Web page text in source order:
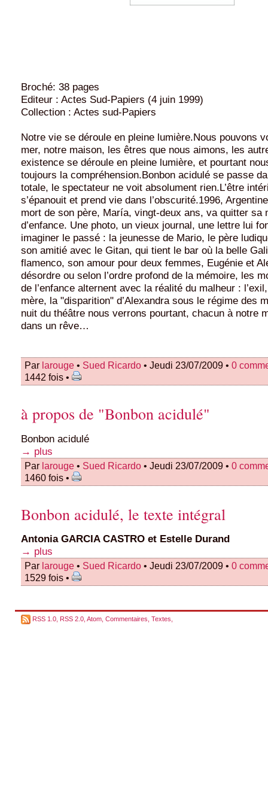
Broché: 38 pages
Editeur : Actes Sud-Papiers (4 juin 1999)
Collection : Actes sud-Papiers
Notre vie se déroule en pleine lumière.Nous pouvons
mer, notre maison, les êtres que nous aimons, les
existence se déroule en pleine lumière, et pourtant
toujours la compréhension.Bonbon acidulé se passe
totale, le spectateur ne voit absolument rien.L’être
s’épanouit et prend vie dans l’obscurité.1996,
mort de son père, María, vingt-deux ans, va quitter sa
d’enfance. Une photo, un vieux journal, une lettre lui
imaginer le passé : la jeunesse de Mario, le père
son amitié avec le Gitan, qui tient le bar où la belle
flamenco, son amour pour deux femmes, Eugénie et
désordre ou selon l’ordre profond de la mémoire, les
de l’enfance alternent avec la réalité du malheur :
mère, la "disparition" d’Alexandra sous le régime des
nuit du théâtre nous verrons pourtant, chacun à notre
dans un rêve…
Par larouge • Sued Ricardo • Jeudi 23/07/2009 • 0
1442 fois •
à propos de "Bonbon acidulé"
Bonbon acidulé
→ plus
Par larouge • Sued Ricardo • Jeudi 23/07/2009 • 0
1460 fois •
Bonbon acidulé, le texte intégral
Antonia GARCIA CASTRO et Estelle Durand
→ plus
Par larouge • Sued Ricardo • Jeudi 23/07/2009 • 0
1529 fois •
RSS 1.0 RSS 2.0 Atom Commentaires Textes